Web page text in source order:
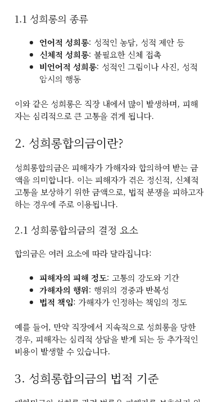
1.1 성희롱의 종류
언어적 성희롱: 성적인 농담, 성적 제안 등
신체적 성희롱: 불필요한 신체 접촉
비언어적 성희롱: 성적인 그림이나 사진, 성적
암시의 행동
이와 같은 성희롱은 직장 내에서 많이 발생하며, 피해
자는 심리적으로 큰 고통을 겪게 됩니다.
2. 성희롱합의금이란?
성희롱합의금은 피해자가 가해자와 합의하여 받는 금
액을 의미합니다. 이는 피해자가 겪은 정신적, 신체적
고통을 보상하기 위한 금액으로, 법적 분쟁을 피하고자
하는 경우에 주로 이용됩니다.
2.1 성희롱합의금의 결정 요소
합의금은 여러 요소에 따라 달라집니다:
피해자의 피해 정도: 고통의 강도와 기간
가해자의 행위: 행위의 경중과 반복성
법적 책임: 가해자가 인정하는 책임의 정도
예를 들어, 만약 직장에서 지속적으로 성희롱을 당한
경우, 피해자는 심리적 상담을 받게 되는 등 추가적인
비용이 발생할 수 있습니다.
3. 성희롱합의금의 법적 기준